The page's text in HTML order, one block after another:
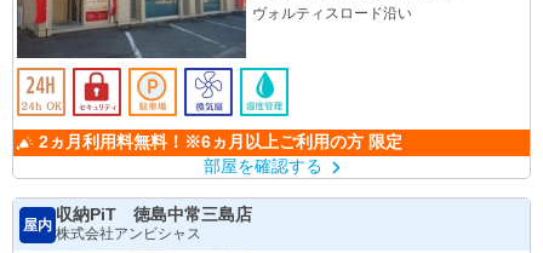
ヴォルティスロード沿い
2ヵ月利用料無料！※6ヵ月以上ご利用の方 限定
部屋を確認する
屋内
収納PiT 徳島中常三島店
株式会社アンビシャス